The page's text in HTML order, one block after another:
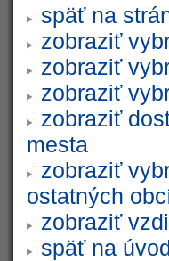
späť na
zobraziť
zobraziť
zobraziť
zobraziť
mesta
zobraziť
ostatných
zobraziť
späť na